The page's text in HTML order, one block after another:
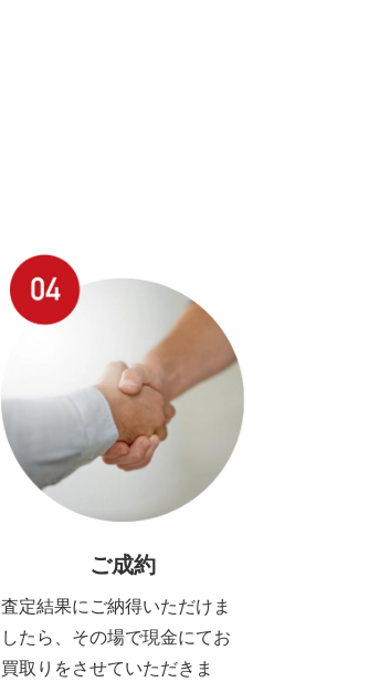
ご成約
査定結果にご納得いただけま
したら、その場で現金にてお
買取りをさせていただきま